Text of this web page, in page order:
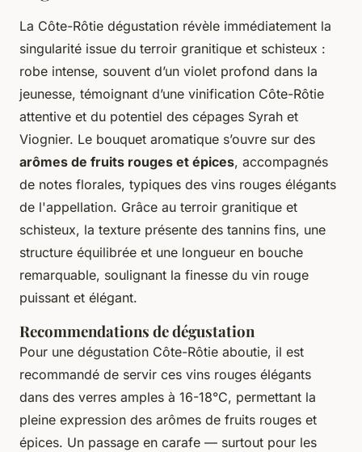
La Côte-Rôtie dégustation révèle immédiatement la
singularité issue du terroir granitique et schisteux :
robe intense, souvent d’un violet profond dans la
jeunesse, témoignant d’une vinification Côte-Rôtie
attentive et du potentiel des cépages Syrah et
Viognier. Le bouquet aromatique s’ouvre sur des
arômes de fruits rouges et épices, accompagnés
de notes florales, typiques des vins rouges élégants
de l'appellation. Grâce au terroir granitique et
schisteux, la texture présente des tannins fins, une
structure équilibrée et une longueur en bouche
remarquable, soulignant la finesse du vin rouge
puissant et élégant.
Recommendations de dégustation
Pour une dégustation Côte-Rôtie aboutie, il est
recommandé de servir ces vins rouges élégants
dans des verres amples à 16-18°C, permettant la
pleine expression des arômes de fruits rouges et
épices. Un passage en carafe — surtout pour les